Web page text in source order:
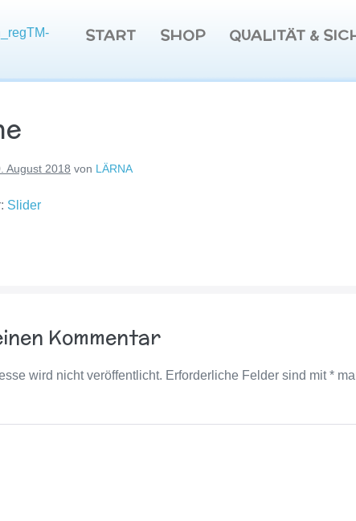
START SHOP QUALITÄT &
August 2018 von LÄRNA
Slider
Kommentar
wird nicht veröffentlicht. Erforderliche Felder sind mit*